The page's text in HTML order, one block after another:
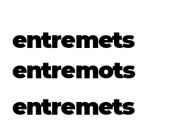
entremets
entremots
entremets